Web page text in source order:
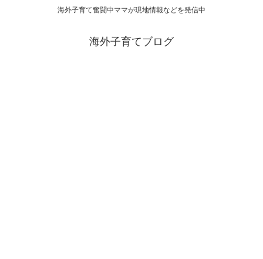
海外子育て奮闘中ママが現地情報などを発信中
海外子育てブログ